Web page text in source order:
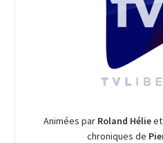
Animées par Roland Hélieet
chroniques de